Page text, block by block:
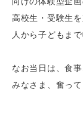
高校生・受験生
人から子どもま
なお当日は、食
みなさま、奮って